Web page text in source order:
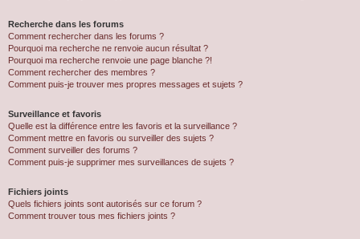
Recherche dans les forums
Comment rechercher dans les forums ?
Pourquoi ma recherche ne renvoie aucun résultat ?
Pourquoi ma recherche renvoie une page blanche ?!
Comment rechercher des membres ?
Comment puis-je trouver mes propres messages et sujets ?
Surveillance et favoris
Quelle est la différence entre les favoris et la surveillance ?
Comment mettre en favoris ou surveiller des sujets ?
Comment surveiller des forums ?
Comment puis-je supprimer mes surveillances de sujets ?
Fichiers joints
Quels fichiers joints sont autorisés sur ce forum ?
Comment trouver tous mes fichiers joints ?